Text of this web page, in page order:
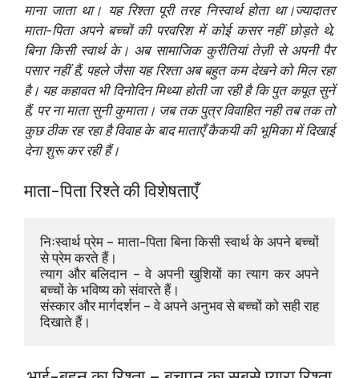
माना जाता था। यह रिश्ता पूरी तरह निस्वार्थ होता था।ज्यादातर
माता-पिता अपने बच्चों की परवरिश में कोई कसर नहीं छोड़ते थे,
बिना किसी स्वार्थ के। अब सामाजिक कुरीतियां तेज़ी से अपनी पैर
पसार नहीं हैं, पहले जैसा यह रिश्ता अब बहुत कम देखने को मिल रहा
है। यह कहावत भी दिनोदिन मिथ्या होती जा रही है कि पुत कपूत सुनें
हैं, पर ना माता सुनी कुमाता। जब तक पुत्र विवाहित नही तब तक तो
कुछ ठीक रह रहा है विवाह के बाद माताएँ कैकयी की भूमिका में दिखाई
देना शुरू कर रही हैं।
माता-पिता रिश्ते की विशेषताएँ
निःस्वार्थ प्रेम – माता-पिता बिना किसी स्वार्थ के अपने बच्चों
से प्रेम करते हैं।
त्याग और बलिदान – वे अपनी खुशियों का त्याग कर अपने
बच्चों के भविष्य को संवारते हैं।
संस्कार और मार्गदर्शन – वे अपने अनुभव से बच्चों को सही राह
दिखाते हैं।